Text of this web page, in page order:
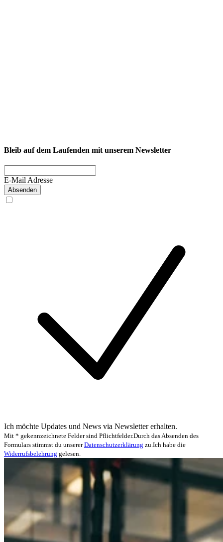
Bleib auf dem Laufenden mit unserem Newsletter
E-Mail Adresse
Absenden
Ich möchte Updates und News via Newsletter erhalten.
Mit * gekennzeichnete Felder sind Pflichtfelder.Durch das Absenden des
Formulars stimmst du unserer Datenschutzerklärung zu. Ich habe die
Widerrufsbelehrung gelesen.